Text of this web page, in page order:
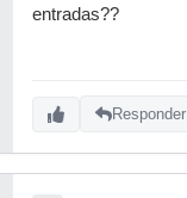
entradas??
Responder